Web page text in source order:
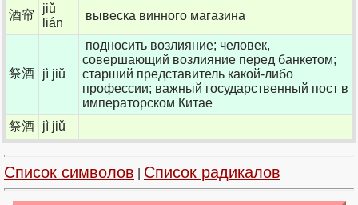
酒帘
jiǔ
lián
вывеска винного магазина
祭酒 jì jiǔ
подносить возлияние; человек,
совершающий возлияние перед банкетом;
старший представитель какой-либо
профессии; важный государственный пост в
императорском Китае
祭酒
jì jiǔ
Список символов Список радикалов